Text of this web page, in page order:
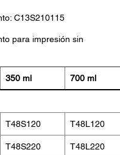
C13S210115
para impresión sin
350 ml 700 ml
T48S120 T48L120
T48S220 T48L220